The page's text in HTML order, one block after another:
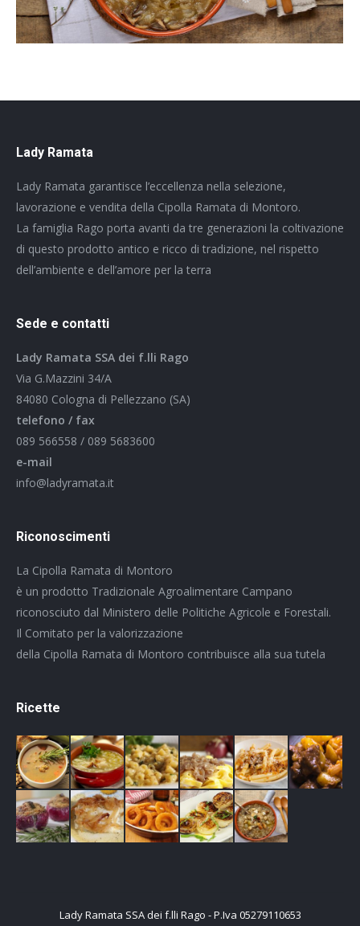
Lady Ramata
Lady Ramata garantisce l’eccellenza nella selezione,
lavorazione e vendita della Cipolla Ramata di Montoro.
La famiglia Rago porta avanti da tre generazioni la coltivazione
di questo prodotto antico e ricco di tradizione, nel rispetto
dell’ambiente e dell’amore per la terra
Sede e contatti
Lady Ramata SSA dei f.lli Rago
Via G.Mazzini 34/A
84080 Cologna di Pellezzano (SA)
telefono / fax
089 566558 / 089 5683600
e-mail
info@ladyramata.it
Riconoscimenti
La Cipolla Ramata di Montoro
è un prodotto Tradizionale Agroalimentare Campano
riconosciuto dal Ministero delle Politiche Agricole e Forestali.
Il Comitato per la valorizzazione
della Cipolla Ramata di Montoro contribuisce alla sua tutela
Ricette
Lady Ramata SSA dei f.lli Rago - P.Iva 05279110653